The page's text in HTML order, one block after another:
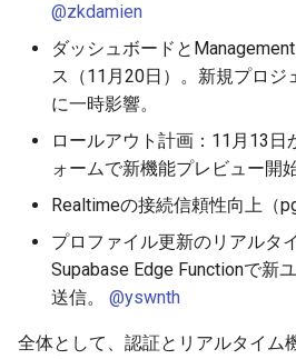
@zkdamien
ダッシュボードと
ス（11月20日）。新規プロジ
に一時影響。
ロールアウト計画：11月13日
ォームで新機能プレビュー開始
Realtimeの接続信頼性向上（
プロファイル更新のリアルタ
Supabase Edge Functionで新
送信。 @yswnth
全体として、認証とリアルタイム